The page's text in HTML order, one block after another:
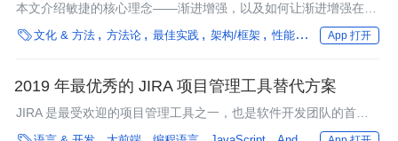
本文介绍敏捷的核心理念——渐进增强，以及如何让渐进增强在团
队里变为可能。
文化 & 方法 方法论 最佳实践 架构/框架 性能优化 编程语言
App 打开
2019 年最优秀的 JIRA 项目管理工具替代方案
JIRA 是最受欢迎的项目管理工具之一，也是软件开发团队的首
选。如今有数以百万计的用户正在使用 JIRA 做计划、开发、记录